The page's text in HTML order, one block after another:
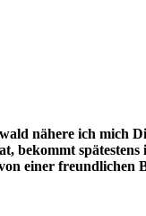
nähere ich mich
einer